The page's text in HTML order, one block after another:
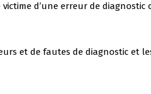
d’une erreur de diagnostic
et de fautes de diagnostic et